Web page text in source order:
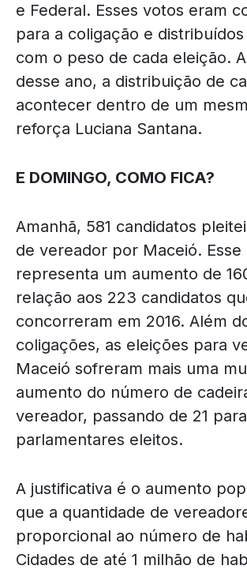
e Federal. Esses votos eram
para a coligação e
com o peso de cada eleição.
desse ano, a distribuição de
acontecer dentro de um
reforça Luciana Santana.
E DOMINGO, COMO FICA?
Amanhã, 581 candidatos
de vereador por Maceió. Esse
representa um aumento de
relação aos 223 candidatos
concorreram em 2016. Além
coligações, as eleições para
Maceió sofreram mais uma
aumento do número de
vereador, passando de 21
parlamentares eleitos.
A justificativa é o aumento
que a quantidade de
proporcional ao número de
Cidades de até 1 milhão de